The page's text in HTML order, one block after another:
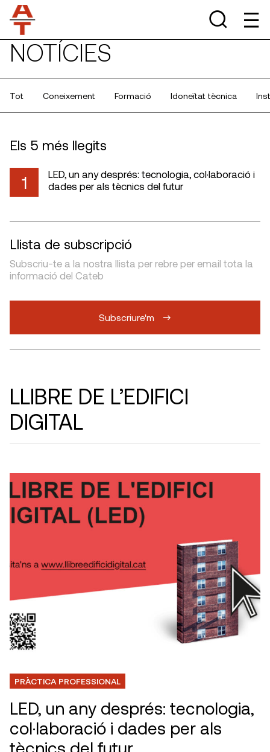
NOTÍCIES
Tot Coneixement Formació Idoneïtat tècnica
Els 5 més llegits
1
LED, un any després: tecnologia, col·laboració i
dades per als tècnics del futur
Llista de subscripció
Subscriu-te a la nostra llista per rebre per email tota la
informació del Cateb
Subscriure'm
LLIBRE DE L’EDIFICI
DIGITAL
PRÀCTICA PROFESSIONAL
LED, un any després: tecnologia,
col·laboració i dades per als
tècnics del futur